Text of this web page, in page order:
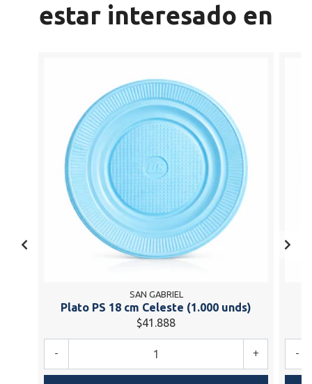
estar interesado en
SAN GABRIEL
Plato PS 18 cm Celeste (1.000 unds)
$41.888
+
- -